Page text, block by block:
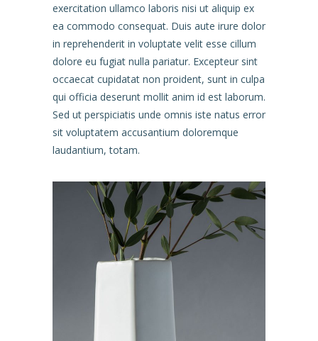
exercitation ullamco laboris nisi ut aliquip ex
ea commodo consequat. Duis aute irure dolor
in reprehenderit in voluptate velit esse cillum
dolore eu fugiat nulla pariatur. Excepteur sint
occaecat cupidatat non proident, sunt in culpa
qui officia deserunt mollit anim id est laborum.
Sed ut perspiciatis unde omnis iste natus error
sit voluptatem accusantium doloremque
laudantium, totam.